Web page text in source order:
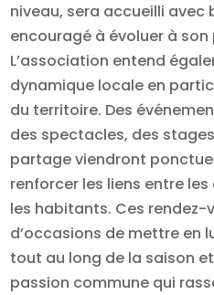
niveau, sera accueilli avec
encouragé à évoluer à
L’association entend
dynamique locale en
du territoire. Des
des spectacles, des
partage viendront
renforcer les liens entre
les habitants. Ces
d’occasions de mettre en
tout au long de la saison
passion commune qui